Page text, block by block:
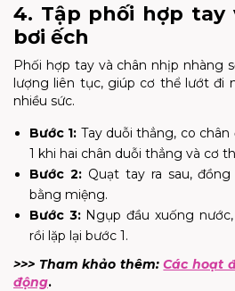
4. Tập phối hợp tay
bơi ếch
Phối hợp tay và chân nhịp nhàng
lượng liên tục, giúp cơ thể lướt đi
nhiều sức.
Bước 1: Tay duỗi thẳng, co
1 khi hai chân duỗi thẳng và cơ
Bước 2:Quạt tay ra sau,
bằng miệng.
Bước 3:Ngụp đầu xuống
rồi lặp lại bước 1.
>>> Tham khảo thêm:Các hoạt
động.